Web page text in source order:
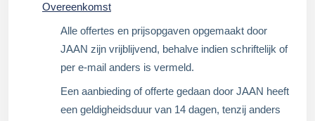
Overeenkomst
Alle offertes en prijsopgaven opgemaakt door
JAAN zijn vrijblijvend, behalve indien schriftelijk of
per e-mail anders is vermeld.
Een aanbieding of offerte gedaan door JAAN heeft
een geldigheidsduur van 14 dagen, tenzij anders